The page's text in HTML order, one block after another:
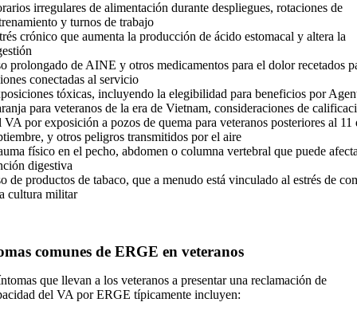
irregulares de alimentación durante despliegues, rotaciones de
y turnos de trabajo
crónico que aumenta la producción de ácido estomacal y altera la
prolongado de AINE y otros medicamentos para el dolor recetados
conectadas al servicio
tóxicas, incluyendo la elegibilidad para beneficios por
para veteranos de la era de Vietnam, consideraciones de
VA por exposición a pozos de quema para veteranos posteriores al 11
y otros peligros transmitidos por el aire
físico en el pecho, abdomen o columna vertebral que puede
digestiva
de productos de tabaco, que a menudo está vinculado al estrés de
cultura militar
comunes de ERGE en veteranos
que llevan a los veteranos a presentar una reclamación de
del VA por ERGE típicamente incluyen: